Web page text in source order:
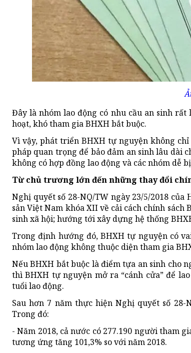
Đây là nhóm lao động có nhu cầu an sinh
hoạt, khó tham gia BHXH bắt buộc.
Vì vậy, phát triển BHXH tự nguyện không
pháp quan trọng để bảo đảm an sinh lâu dài
không có hợp đồng lao động và các nhóm dễ
Từ chủ trương lớn đến những thay đổi
Nghị quyết số 28-NQ/TW ngày 23/5/2018
sản Việt Nam khóa XII về cải cách chính
sinh xã hội; hướng tới xây dựng hệ thống
Trong định hướng đó, BHXH tự nguyện có
nhóm lao động không thuộc diện tham gia
Nếu BHXH bắt buộc là điểm tựa an sinh cho
thì BHXH tự nguyện mở ra “cánh cửa” để
tuổi lao động.
Sau hơn 7 năm thực hiện Nghị quyết số
Trong đó:
- Năm 2018, cả nước có 277.190 người tham
tương ứng tăng 101,3% so với năm 2018.